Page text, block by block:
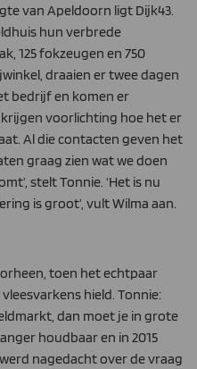
van Apeldoorn ligt Dijk43.
hun ver­brede
125 fokzeugen en 750
draaien er twee dagen
bedrijf en komen er
voorlichting hoe het er
Al die contacten geven het
graag zien wat we doen
stelt Tonnie. ‘Het is nu
is groot’, vult Wilma aan.
toen het echtpaar
hield. Tonnie:
dan moet je in grote
houdbaar en in 2015
nagedacht over de vraag